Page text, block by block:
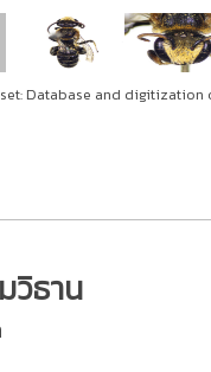
Database and
วิธาน